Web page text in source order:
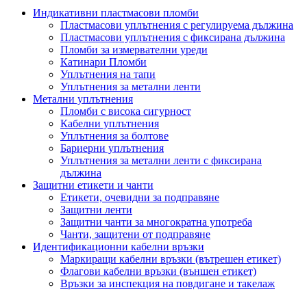
Индикативни пластмасови пломби
Пластмасови уплътнения с регулируема дължина
Пластмасови уплътнения с фиксирана дължина
Пломби за измервателни уреди
Катинари Пломби
Уплътнения на тапи
Уплътнения за метални ленти
Метални уплътнения
Пломби с висока сигурност
Кабелни уплътнения
Уплътнения за болтове
Бариерни уплътнения
Уплътнения за метални ленти с фиксирана
дължина
Защитни етикети и чанти
Етикети, очевидни за подправяне
Защитни ленти
Защитни чанти за многократна употреба
Чанти, защитени от подправяне
Идентификационни кабелни връзки
Маркиращи кабелни връзки (вътрешен етикет)
Флагови кабелни връзки (външен етикет)
Връзки за инспекция на повдигане и такелаж